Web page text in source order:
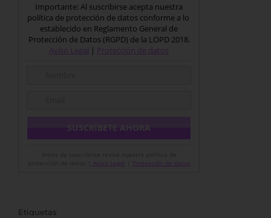
Importante: Al suscribirse acepta nuestra
política de protección de datos conforme a lo
establecido en Reglamento General de
Protección de Datos (RGPD) de la LOPD 2018.
Aviso Legal | Protección de datos
Aviso Legal Protección de datos
Etiquetas